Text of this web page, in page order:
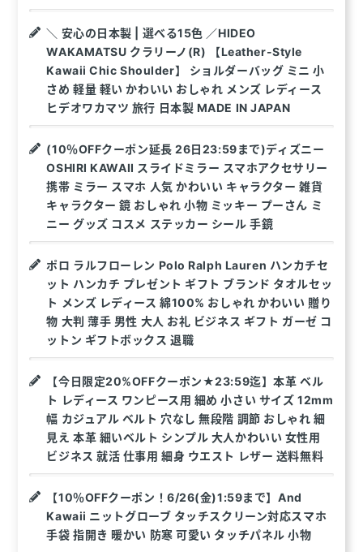
＼ 安心の日本製 | 選べる15色 ／HIDEO
WAKAMATSU クラリーノ(R) 【Leather-Style
Kawaii Chic Shoulder】 ショルダーバッグ ミニ 小
さめ 軽量 軽い かわいい おしゃれ メンズ レディース
ヒデオワカマツ 旅行 日本製 MADE IN JAPAN
(10％OFFクーポン延長 26日23:59まで)ディズニー
OSHIRI KAWAII スライドミラー スマホアクセサリー
携帯 ミラー スマホ 人気 かわいい キャラクター 雑貨
キャラクター 鏡 おしゃれ 小物 ミッキー プーさん ミ
ニー グッズ コスメ ステッカー シール 手鏡
ポロ ラルフローレン Polo Ralph Lauren ハンカチセ
ット ハンカチ プレゼント ギフト ブランド タオルセッ
ト メンズ レディース 綿100% おしゃれ かわいい 贈り
物 大判 薄手 男性 大人 お礼 ビジネス ギフト ガーゼ コ
ットン ギフトボックス 退職
【今日限定20%OFFクーポン★23:59迄】本革 ベル
ト レディース ワンピース用 細め 小さい サイズ 12mm
幅 カジュアル ベルト 穴なし 無段階 調節 おしゃれ 細
見え 本革 細いベルト シンプル 大人かわいい 女性用
ビジネス 就活 仕事用 細身 ウエスト レザー 送料無料
【10％OFFクーポン！6/26(金)1:59まで】And
Kawaii ニットグローブ タッチスクリーン対応スマホ
手袋 指開き 暖かい 防寒 可愛い タッチパネル 小物